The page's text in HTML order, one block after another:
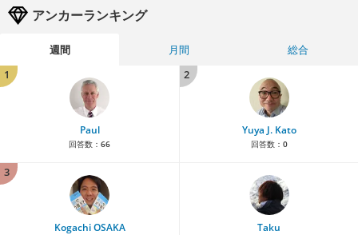
アンカーランキング
週間 月間
総合
1
Paul
回答数： 66
2
Yuya J. Kato
回答数： 0
3
Kogachi OSAKA Taku